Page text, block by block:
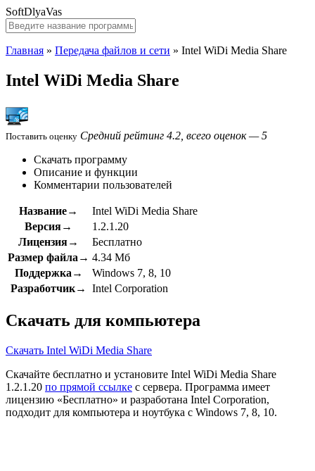
SoftDlyaVas
Главная » Передача файлов и сети » Intel WiDi Media Share
Intel WiDi Media Share
Поставить оценку Средний рейтинг 4.2, всего оценок — 5
Скачать программу
Описание и функции
Комментарии пользователей
Название→
Intel WiDi Media Share
Версия→
1.2.1.20
Лицензия→
Бесплатно
Размер файла→ 4.34 Мб
Поддержка→
Windows 7, 8, 10
Разработчик→
Intel Corporation
Скачать для компьютера
Скачать Intel WiDi Media Share
Скачайте бесплатно и установите Intel WiDi Media Share
1.2.1.20 по прямой ссылке с сервера. Программа имеет
лицензию «Бесплатно» и разработана Intel Corporation,
подходит для компьютера и ноутбука с Windows 7, 8, 10.